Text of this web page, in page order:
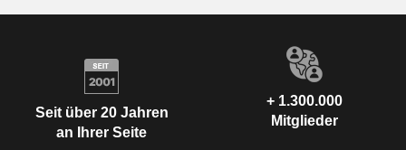
Seit über 20 Jahren
an Ihrer Seite
+ 1.300.000
Mitglieder